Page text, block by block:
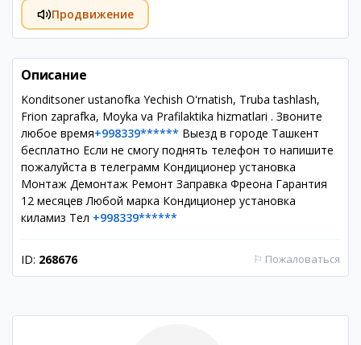
Продвижение
Описание
Konditsoner ustanofka Yechish O'rnatish, Truba tashlash,
Frion zaprafka, Moyka va Prafilaktika hizmatlari . Звоните
любое время+998339****** Выезд в городе Ташкент
бесплатно Если не смогу поднять телефон то напишите
пожалуйста в телеграмм Кондиционер установка
Монтаж Демонтаж Ремонт Заправка Фреона Гарантия
12 месяцев Любой марка Кондиционер установка
киламиз Тел +998339******
ID: 268676 ⚐ Пожаловаться